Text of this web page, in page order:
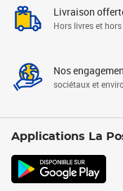
Livraison
Hors livres et
Nos
sociétaux et
Applications La